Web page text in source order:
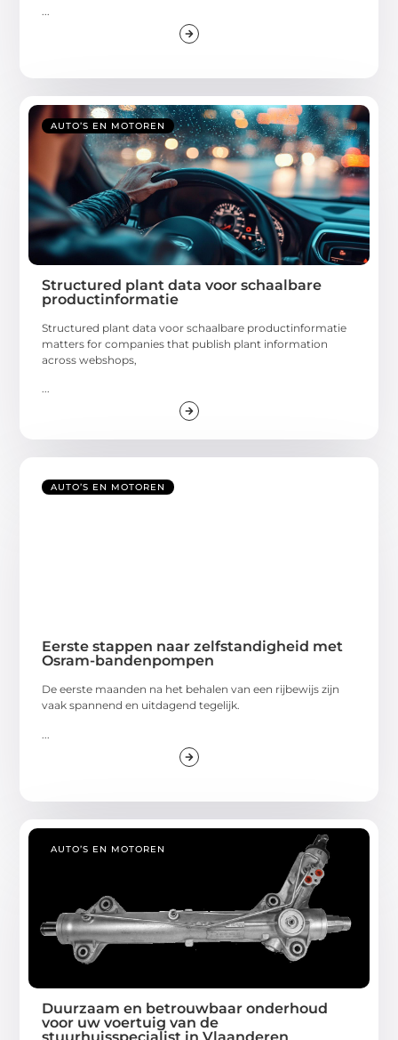
...
AUTO’S EN MOTOREN
Structured plant data voor schaalbare
productinformatie
Structured plant data voor schaalbare productinformatie
matters for companies that publish plant information
across webshops,
...
AUTO’S EN MOTOREN
Eerste stappen naar zelfstandigheid met
Osram-bandenpompen
De eerste maanden na het behalen van een rijbewijs zijn
vaak spannend en uitdagend tegelijk.
AUTO’S EN MOTOREN
Duurzaam en betrouwbaar onderhoud
voor uw voertuig van de